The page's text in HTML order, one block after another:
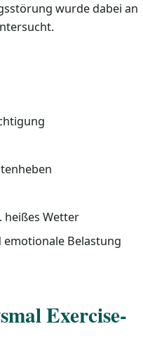
wurde dabei an
heißes Wetter
Belastung
Exercise-